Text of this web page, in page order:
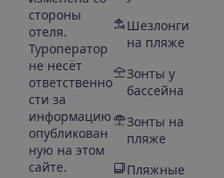
стороны
отеля.
Туроператор
не несёт
ответственно
сти за
информацию
опубликован
ную на этом
сайте.
Шезлонги
на пляже
Зонты у
бассейна
Зонты на
пляже
Пляжные